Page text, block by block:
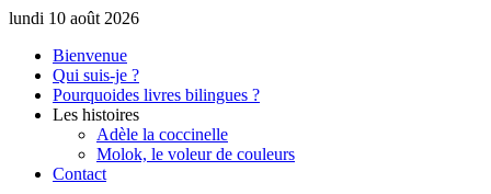
lundi 10 août 2026
Bienvenue
Qui suis-je ?
Pourquoides livres bilingues ?
Les histoires
Adèle la coccinelle
Molok, le voleur de couleurs
Contact